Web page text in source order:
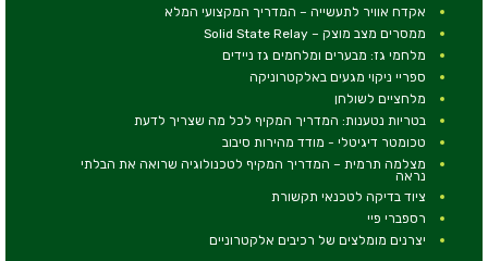
אקדח אוויר לתעשייה – המדריך המקצועי המלא
ממסרים מצב מוצק – Solid State Relay
מלחמי גז: מבערים ומלחמים גז ניידים
ספריי ניקוי מגעים באלקטרוניקה
מלחציים לשולחן
בטריות נטענות: המדריך המקיף לכל מה שצריך לדעת
טכומטר דיגיטלי - מודד מהירות סיבוב
מצלמה תרמית – המדריך המקיף לטכנולוגיה שרואה את הבלתי
נראה
ציוד בדיקה לטכנאי תקשורת
רספברי פיי
יצרנים מומלצים של רכיבים אלקטרוניים